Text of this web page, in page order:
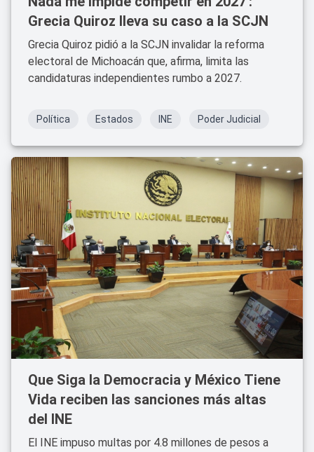
Grecia Quiroz lleva su caso a la SCJN
Grecia Quiroz pidió a la SCJN invalidar la reforma
electoral de Michoacán que, afirma, limita las
candidaturas independientes rumbo a 2027.
Política Estados INE Poder Judicial
Que Siga la Democracia y México Tiene
Vida reciben las sanciones más altas
del INE
El INE impuso multas por 4.8 millones de pesos a